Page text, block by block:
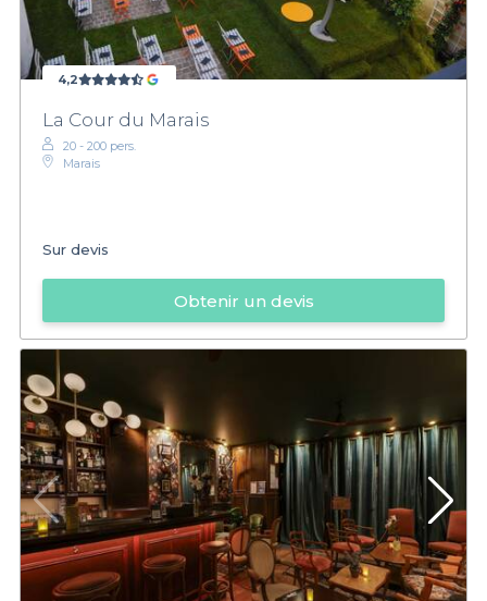
4,2
La Cour du Marais
20 - 200 pers.
Marais
Sur devis
Obtenir un devis